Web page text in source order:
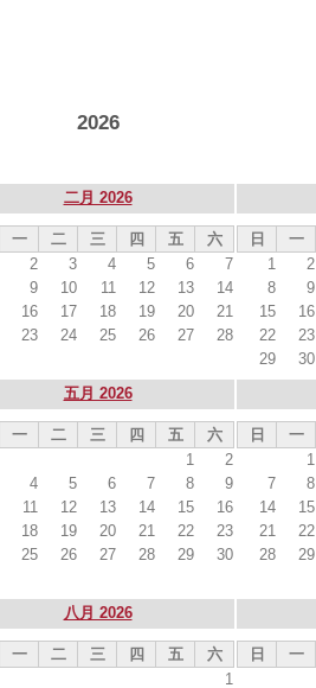
2026
二月 2026
一 二 三 四 五
六
2 3 4 5 6
7
9 10 11 12 13
14
16 17 18 19 20
21
23 24 25 26 27 28
日 一
1
2
8
9
15
16
22
23
29
30
五月 2026
一 二 三 四 五
六
1
2
4 5 6 7 8
9
11 12 13 14 15
16
18 19 20 21 22
23
25 26 27 28 29
30
日 一
1
7
8
14
15
21
22
28
29
八月 2026
一 二 三 四 五
六
1
日 一